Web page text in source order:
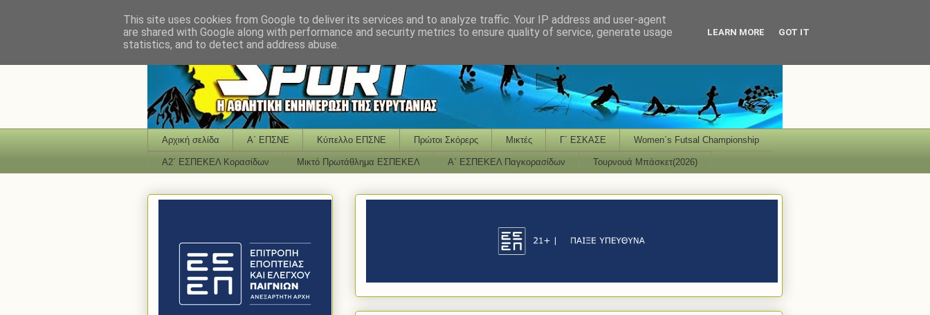
Αρχική σελίδα Α΄ ΕΠΣΝΕ Κύπελλο ΕΠΣΝΕ Πρώτοι Σκόρερς Μικτές Γ΄ ΕΣΚΑΣΕ Women΄s Futsal Championship
Α2΄ ΕΣΠΕΚΕΛ Κορασίδων Μικτό Πρωτάθλημα ΕΣΠΕΚΕΛ Α΄ ΕΣΠΕΚΕΛ Παγκορασίδων Τουρνουά Μπάσκετ(2026)
This site uses cookies from Google to deliver its services and to analyze traffic. Your IP address and user-agent
are shared with Google along with performance and security metrics to ensure quality of service, generate usage
statistics, and to detect and address abuse.
LEARN MORE GOT IT